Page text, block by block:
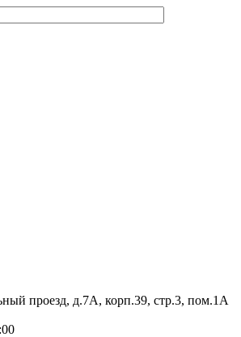
проезд, д.7А, корп.39, стр.3, пом.1А